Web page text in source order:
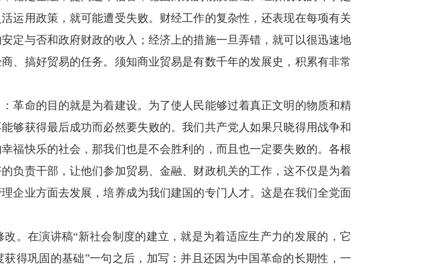
运用政策，就可能遭受失败。财经工作的复杂性，还表现在每项有关
定与否和政府财政的收入；经济上的措施一旦弄错，就可以很迅速地
、搞好贸易的任务。须知商业贸易是有数千年的发展史，积累有非常
命的目的就是为着建设。为了使人民能够过着真正文明的物质和精
够获得最后成功而必然要失败的。我们共产党人如果只晓得用战争和
福快乐的社会，那我们也是不会胜利的，而且也一定要失败的。各根
负责干部，让他们参加贸易、金融、财政机关的工作，这不仅是为着
企业方面去发展，培养成为我们建国的专门人才。这是在我们全党面
在演讲稿“新社会制度的建立，就是为着适应生产力的发展的，它
得巩固的基础”一句之后，加写：并且还因为中国革命的长期性，一